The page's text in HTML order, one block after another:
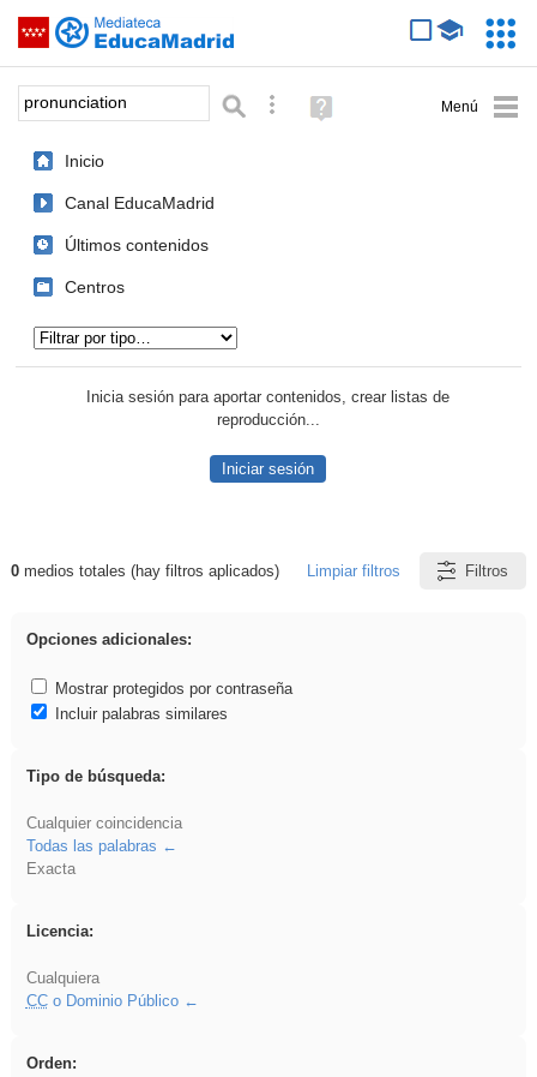
Saltar navegación
Palabra o frase: Búsqueda avanzada
Ayuda
(en
Inicio
Canal EducaMadrid
Últimos contenidos
Centros
Inicia sesión para aportar contenidos, crear listas de
reproducción...
Iniciar sesión
Resultados de: pronunciation
0medios totales (hay filtros aplicados) Limpiar filtros Filtros
Opciones adicionales:
Mostrar protegidos por contraseña
Incluir palabras similares
Tipo de búsqueda:
Cualquier coincidencia
Todas las palabras
Exacta
Licencia:
Cualquiera
CCo Dominio Público
Orden: